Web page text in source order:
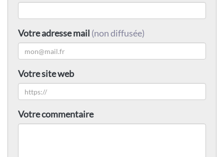
Votre adresse mail (non diffusée)
Votre site web
Votre commentaire